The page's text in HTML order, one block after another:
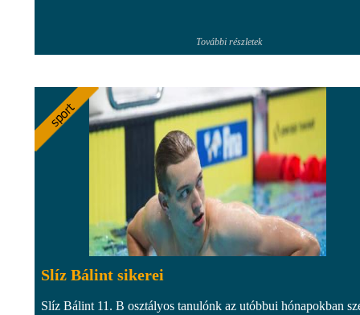
További részletek
Slíz Bálint sikerei
Slíz Bálint 11. B osztályos tanulónk az utóbbui hónapokban